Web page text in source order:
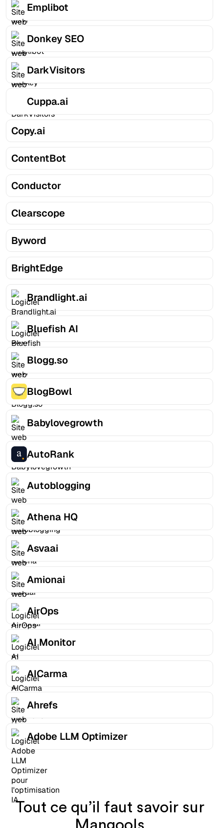
Emplibot
Donkey SEO
DarkVisitors
Cuppa.ai
Copy.ai
ContentBot
Conductor
Clearscope
Byword
BrightEdge
Brandlight.ai
Bluefish AI
Blogg.so
BlogBowl
Babylovegrowth
AutoRank
Autoblogging
Athena HQ
Asvaai
Amionai
AirOps
AI Monitor
AICarma
Ahrefs
Adobe LLM Optimizer
Tout ce qu’il faut savoir sur
Mangools